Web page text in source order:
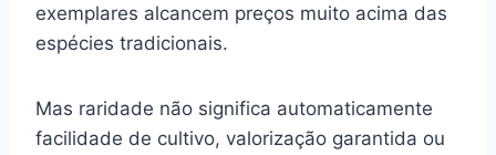
exemplares alcancem preços muito acima das
espécies tradicionais.
Mas raridade não significa automaticamente
facilidade de cultivo, valorização garantida ou